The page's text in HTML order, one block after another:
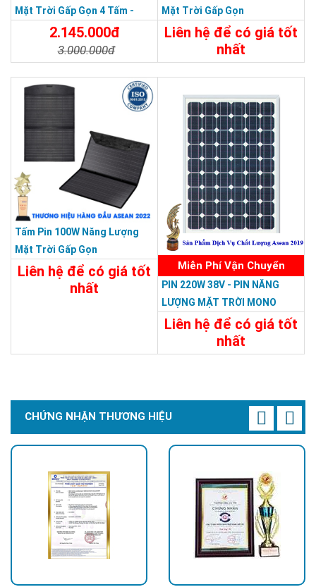
Mặt Trời Gấp Gọn 4 Tấm -
Xách Tay Du Lịch Dã Ngoại
2.145.000đ
3.000.000đ
Mặt Trời Gấp Gọn
Liên hệ để có giá tốt
nhất
Tấm Pin 100W Năng Lượng
Mặt Trời Gấp Gọn
Liên hệ để có giá tốt
nhất
Miễn Phí Vận Chuyển
PIN 220W 38V - PIN NĂNG
LƯỢNG MẶT TRỜI MONO
220W-38V
Liên hệ để có giá tốt
nhất
CHỨNG NHẬN THƯƠNG HIỆU